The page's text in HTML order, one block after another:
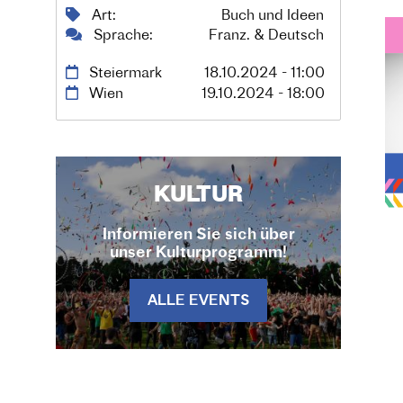
Art
Buch und Ideen
Sprache
Franz. & Deutsch
Steiermark
18.10.2024 - 11:00
Wien
19.10.2024 - 18:00
KULTUR
Informieren Sie sich über
unser Kulturprogramm!
ALLE EVENTS